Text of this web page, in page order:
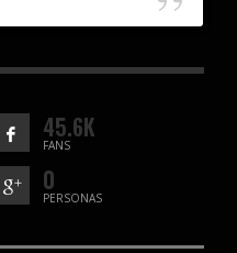
45.6K
FANS
0
PERSONAS